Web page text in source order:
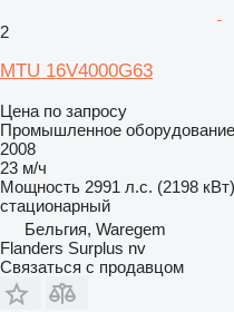
2
MTU 16V4000G63
Цена по запросу
Промышленное
2008
23 м/ч
Мощность 2991 л.с. (2198 кВт)
стационарный
Бельгия, Waregem
Flanders Surplus nv
Связаться с продавцом